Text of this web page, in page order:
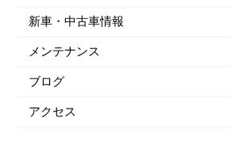
新車・中古車情報
メンテナンス
ブログ
アクセス